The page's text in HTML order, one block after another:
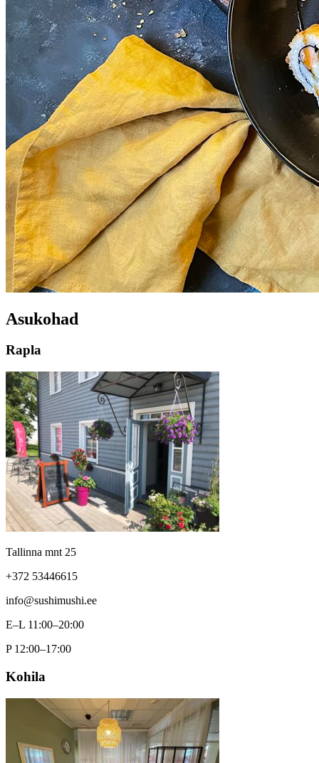
Asukohad
Rapla
Tallinna mnt 25
+372 53446615
info@sushimushi.ee
E–L 11:00–20:00
P 12:00–17:00
Kohila